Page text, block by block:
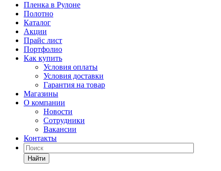
Пленка в Рулоне
Полотно
Каталог
Акции
Прайс лист
Портфолио
Как купить
Условия оплаты
Условия доставки
Гарантия на товар
Магазины
О компании
Новости
Сотрудники
Вакансии
Контакты
Найти